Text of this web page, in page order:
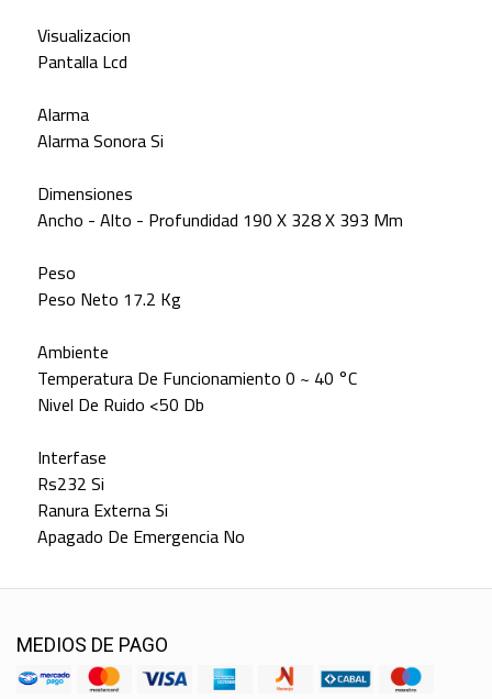
Visualizacion
Pantalla Lcd
Alarma
Alarma Sonora Si
Dimensiones
Ancho - Alto - Profundidad 190 X 328 X 393 Mm
Peso
Peso Neto 17.2 Kg
Ambiente
Temperatura De Funcionamiento 0 ~ 40 °C
Nivel De Ruido <50 Db
Interfase
Rs232 Si
Ranura Externa Si
Apagado De Emergencia No
MEDIOS DE PAGO